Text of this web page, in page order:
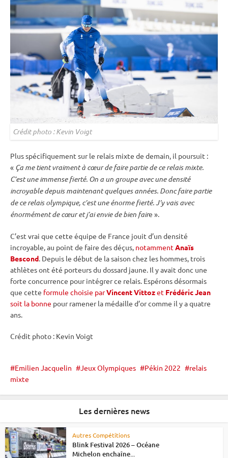
Crédit photo : Kevin Voigt
Plus spécifiquement sur le relais mixte de demain, il poursuit :
« Ça me tient vraiment à cœur de faire partie de cerelaismixte.
C’est une immense fierté. On a un groupe avec une densité
incroyable depuis maintenant quelques années. Donc faire partie
de cerelaisolympique, c’est une énorme fierté. J’y vais avec
énormément de cœur et j’ai envie de bien faire ».
C’est vrai que cette équipe de France jouit d’un densité
incroyable, au point de faire des déçus, notammentAnaïs
Bescond. Depuis le début de la saison chez les hommes, trois
athlètes ont été porteurs du dossard jaune. Il y avait donc une
forte concurrence pour intégrer ce relais. Espérons désormais
que cette formule choisie parVincent Vittozet Frédéric Jean
soit la bonne pour ramener la médaille d’or comme il y a quatre
ans.
Crédit photo : Kevin Voigt
Emilien Jacquelin Jeux Olympiques Pékin 2022
relais
mixte
Les dernières news
Autres Compétitions
Blink Festival 2026 – Océane
Michelon enchaîne...